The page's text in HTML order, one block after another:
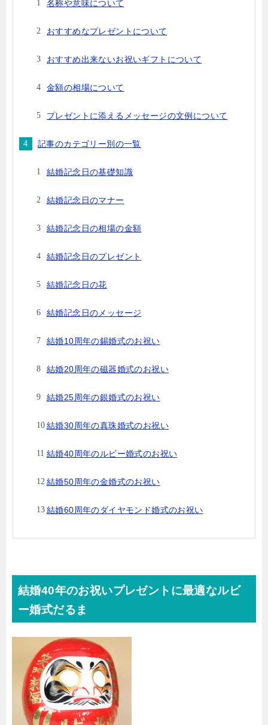
名称や意味について
おすすめなプレゼントについて
おすすめ出来ないお祝いギフトについて
金額の相場について
プレゼントに添えるメッセージの文例について
記事のカテゴリー別の一覧
結婚記念日の基礎知識
結婚記念日のマナー
結婚記念日の相場の金額
結婚記念日のプレゼント
結婚記念日の花
結婚記念日のメッセージ
結婚10周年の錫婚式のお祝い
結婚20周年の磁器婚式のお祝い
結婚25周年の銀婚式のお祝い
結婚30周年の真珠婚式のお祝い
結婚40周年のルビー婚式のお祝い
結婚50周年の金婚式のお祝い
結婚60周年のダイヤモンド婚式のお祝い
結婚40年のお祝いプレゼントに最適なルビ
ー婚式だるま